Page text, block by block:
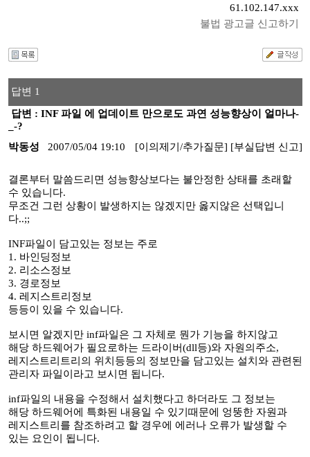
61.102.147.xxx
불법 광고글 신고하기
답변 1
답변 : INF 파일 에 업데이트 만으로도 과연 성능향상이 얼마나-
_-?
박동성
2007/05/04 19:10 [이의제기/추가질문] [부실답변 신고]
결론부터 말씀드리면 성능향상보다는 불안정한 상태를 초래할
수 있습니다.
무조건 그런 상황이 발생하지는 않겠지만 옳지않은 선택입니
다..;;
INF파일이 담고있는 정보는 주로
1. 바인딩정보
2. 리소스정보
3. 경로정보
4. 레지스트리정보
등등이 있을 수 있습니다.
보시면 알겠지만 inf파일은 그 자체로 뭔가 기능을 하지않고
해당 하드웨어가 필요로하는 드라이버(dll등)와 자원의주소,
레지스트리트리의 위치등등의 정보만을 담고있는 설치와 관련된
관리자 파일이라고 보시면 됩니다.
inf파일의 내용을 수정해서 설치했다고 하더라도 그 정보는
해당 하드웨어에 특화된 내용일 수 있기때문에 엉뚱한 자원과
레지스트리를 참조하려고 할 경우에 에러나 오류가 발생할 수
있는 요인이 됩니다.